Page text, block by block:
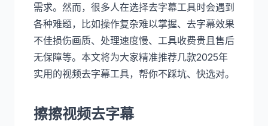
需求。然而，很多人在选择去字幕工具时会遇到
各种难题，比如操作复杂难以掌握、去字幕效果
不佳损伤画质、处理速度慢、工具收费贵且售后
无保障等。本文将为大家精准推荐几款2025年
实用的视频去字幕工具，帮你不踩坑、快选对。
擦擦视频去字幕